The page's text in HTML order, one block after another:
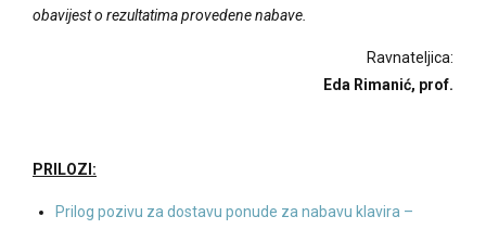
obavijest o rezultatima provedene nabave.
Ravnateljica:
Eda Rimanić, prof.
PRILOZI:
Prilog pozivu za dostavu ponude za nabavu klavira –